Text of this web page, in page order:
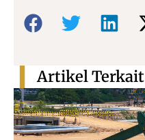
Bagikan:
Artikel Terkait